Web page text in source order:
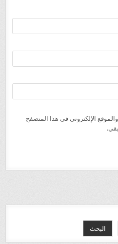
الإلكتروني في هذا المتصفح
البحث